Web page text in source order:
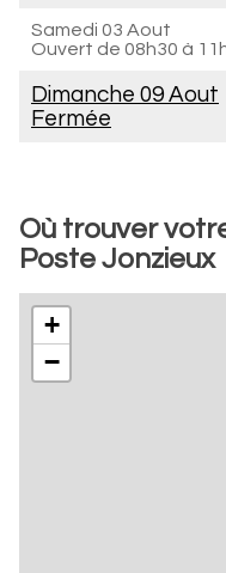
Samedi 03 Aout
Ouvert de 08h30 à
Dimanche 09 Aout
Fermée
Où trouver
Poste Jonzieux
+
−